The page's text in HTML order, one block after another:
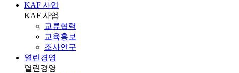
KAF 사업
KAF 사업
교류협력
교육홍보
조사연구
열린경영
열린경영